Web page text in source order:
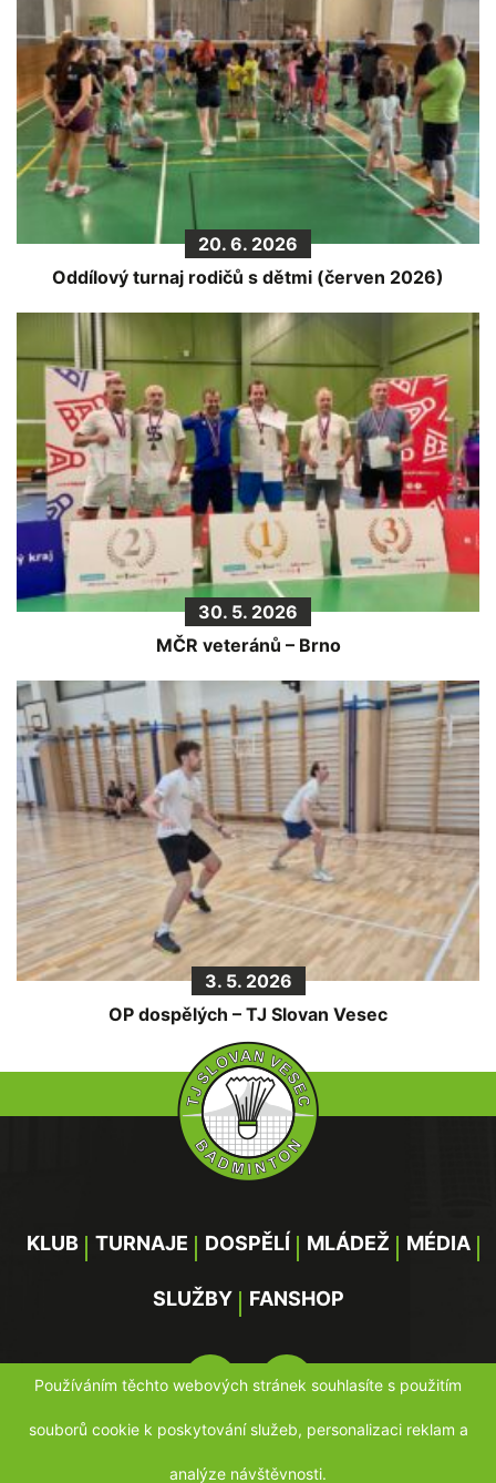
20. 6. 2026
Oddílový turnaj rodičů s dětmi (červen 2026)
30. 5. 2026
MČR veteránů – Brno
3. 5. 2026
OP dospělých – TJ Slovan Vesec
KLUB TURNAJE DOSPĚLÍ MLÁDEŽ MÉDIA
SLUŽBY FANSHOP
Používáním těchto webových stránek souhlasíte s použitím
souborů cookie k poskytování služeb, personalizaci reklam a
analýze návštěvnosti.